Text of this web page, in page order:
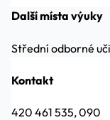
Další místa výuky
Střední odborné
Kontakt
420 461 535, 090